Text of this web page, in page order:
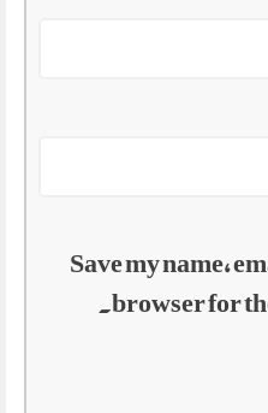
Save my name,
browser for